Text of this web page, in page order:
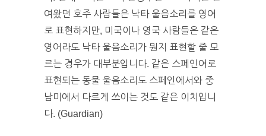
여왔던 호주 사람들은 낙타 울음소리를 영어
로 표현하지만, 미국이나 영국 사람들은 같은
영어라도 낙타 울음소리가 뭔지 표현할 줄 모
르는 경우가 대부분입니다. 같은 스페인어로
표현되는 동물 울음소리도 스페인에서와 중
남미에서 다르게 쓰이는 것도 같은 이치입니
다. (Guardian)